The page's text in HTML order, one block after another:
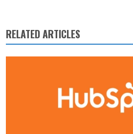
RELATED ARTICLES